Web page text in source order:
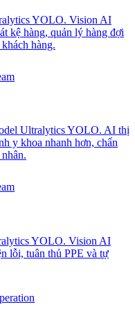
YOLO. Vision AI
kệ hàng, quản lý hàng đợi
hàng.
Ultralytics YOLO. AI thị
y khoa nhanh hơn, chẩn
YOLO. Vision AI
lỗi, tuân thủ PPE và tự